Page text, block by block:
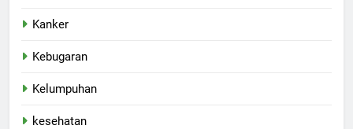
Kanker
Kebugaran
Kelumpuhan
kesehatan